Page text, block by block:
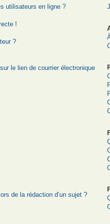
utilisateurs en ligne ?
!
?
le lien de courrier électronique
de la rédaction d’un sujet ?